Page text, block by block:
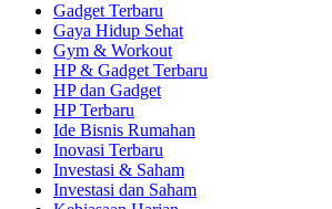
Gadget Terbaru
Gaya Hidup Sehat
Gym & Workout
HP & Gadget Terbaru
HP dan Gadget
HP Terbaru
Ide Bisnis Rumahan
Inovasi Terbaru
Investasi & Saham
Investasi dan Saham